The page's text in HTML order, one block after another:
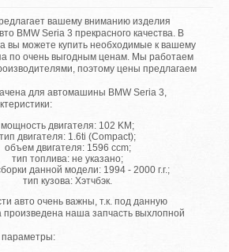
вашему вниманию изделия
BMW Seria 3 прекрасного качества. В
вы можете купить необходимые к вашему
по очень выгодным ценам. Мы работаем
поэтому цены предлагаем
для автомашины BMW Seria 3,
мощность двигателя: 102 KM;
тип двигателя: 1.6ti (Compact);
объем двигателя: 1596 ccm;
тип топлива: не указано;
данной модели: 1994 - 2000 г.г.;
тип кузова: Хэтчбэк.
авто очень важны, т.к. под данную
наша запчасть выхлопной
параметры: